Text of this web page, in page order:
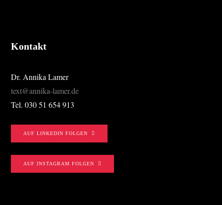
Kontakt
Dr. Annika Lamer
text@annika-lamer.de
Tel. 030 51 654 913
AUF LINKEDIN FOLGEN
AUF INSTAGRAM FOLGEN